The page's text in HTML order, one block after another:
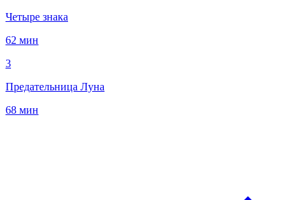
Четыре знака
62 мин
3
Предательница Луна
68 мин